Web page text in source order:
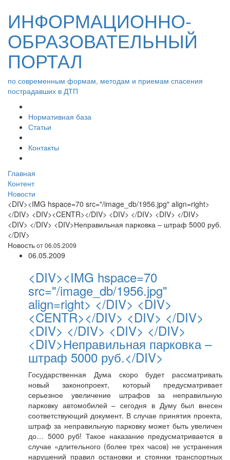
ИНФОРМАЦИОННО-
ОБРАЗОВАТЕЛЬНЫЙ
ПОРТАЛ
по современным формам, методам и приемам спасения
пострадавших в ДТП
Нормативная база
Статьи
Контакты
Главная
Контент
Новости
<DIV><IMG hspace=70 src="/image_db/1956.jpg" align=right>
</DIV> <DIV><CENTR></DIV> <DIV> </DIV> <DIV> </DIV>
<DIV> </DIV> <DIV>Неправильная парковка – штраф 5000 руб.
</DIV>
Новостьот 06.05.2009
06.05.2009
<DIV><IMG hspace=70
src="/image_db/1956.jpg"
align=right> </DIV> <DIV>
<CENTR></DIV> <DIV> </DIV>
<DIV> </DIV> <DIV> </DIV>
<DIV>Неправильная парковка –
штраф 5000 руб.</DIV>
Государственная Дума скоро будет рассматривать
новый законопроект, который предусматривает
серьезное увеличение штрафов за неправильную
парковку автомобилей – сегодня в Думу был внесен
соответствующий документ. В случае принятия проекта,
штраф за неправильную парковку может быть увеличен
до… 5000 руб! Такое наказание предусматривается в
случае «длительного (более трех часов) не устранения
нарушений правил остановки и стоянки транспортных